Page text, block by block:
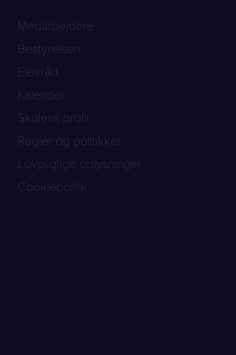
Medarbejdere
Bestyrelsen
Elevråd
Kalender
Skolens profil
Regler og politikker
Lovpligtige oplysninger
Cookiepolitik